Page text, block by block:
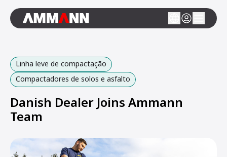
Linha leve de compactação
Compactadores de solos e asfalto
Danish Dealer Joins Ammann
Team